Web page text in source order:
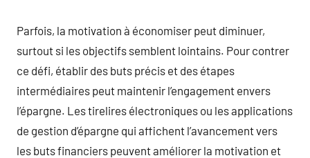
Parfois, la motivation à économiser peut diminuer,
surtout si les objectifs semblent lointains. Pour contrer
ce défi, établir des buts précis et des étapes
intermédiaires peut maintenir l’engagement envers
l’épargne. Les tirelires électroniques ou les applications
de gestion d’épargne qui affichent l’avancement vers
les buts financiers peuvent améliorer la motivation et